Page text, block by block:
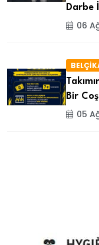
Darbe
06
Bir
05